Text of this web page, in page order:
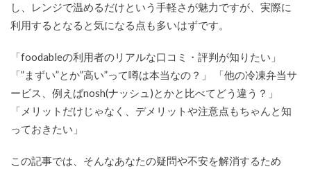
し、レンジで温めるだけという手軽さが魅力ですが、実際に
利用するとなると気になる点も多いはずです。
「foodableの利用者のリアルな口コミ・評判が知りたい」
「”まずい”とか”高い”って噂は本当なの？」 「他の冷凍弁当サ
ービス、例えばnosh(ナッシュ)とかと比べてどう違う？」
「メリットだけじゃなく、デメリットや注意点もちゃんと知
っておきたい」
この記事では、そんなあなたの疑問や不安を解消するため